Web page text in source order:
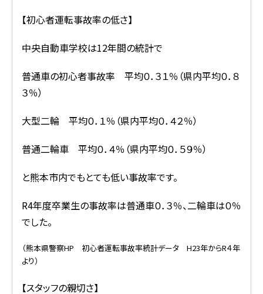
【初心者運転事故率の低さ】
中央自動車学校は12年間の統計で
普通車の初心者事故率 平均０．３１％（県内平均０．８
３％）
大型二輪 平均０．１％（県内平均０．４２％）
普通二輪車 平均０．４％（県内平均０．５９％）
と熊本市内でもとても低い事故率です。
R4年度卒業生の事故率は普通車０．３％、二輪車は０％
でした。
（熊本県警察HP 初心者運転事故率統計データ H23年からR４年
より）
【スタッフの親切さ】